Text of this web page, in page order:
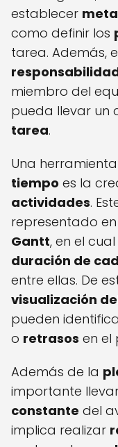
establecer
como definir los
tarea. Además,
miembro del
pueda llevar un
tarea.
Una
tiempo es la
actividades.
representado
Gantt, en el
duración de
entre ellas. De
visualización
pueden
o retrasos en el
Además de la
importante
constante del
implica realizar